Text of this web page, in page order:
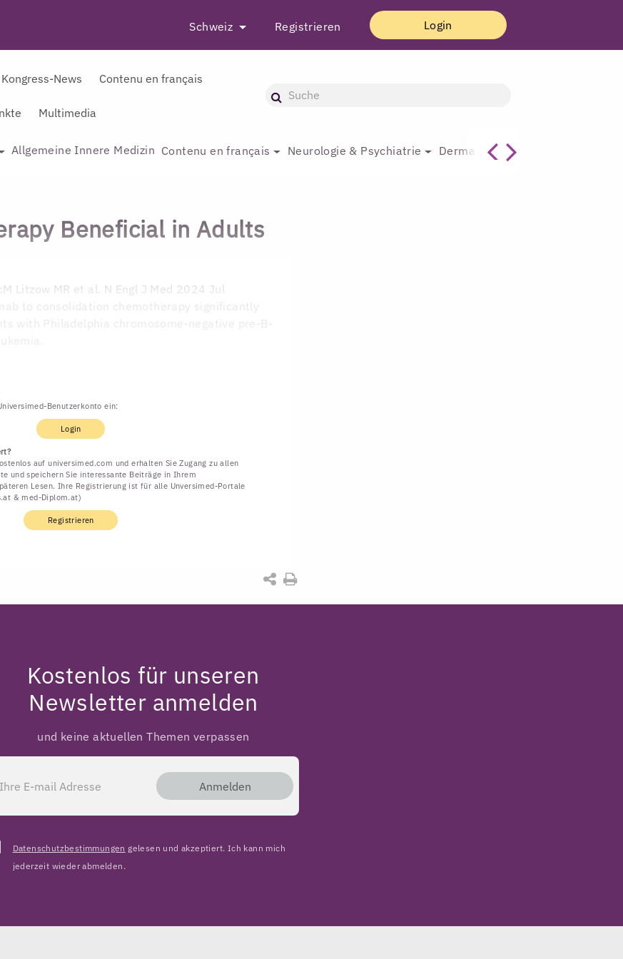
Schweiz Registrieren Login
Kongress-News Contenu en français
Multimedia
Allgemeine Innere Medizin Contenu en français Neurologie & Psychiatrie Dermatologie & Plastische
Beneficial in Adults
Litzow MR et al. N Engl J Med 2024 Jul
to consolidation chemotherapy significantly
Benutzerkonto ein:
Login
auf universimed.com und erhalten Sie Zugang zu allen
und speichern Sie interessante Beiträge in Ihrem
Lesen. Ihre Registrierung ist für alle Unversimed-Portale
& med-Diplom.at)
Registrieren
Kostenlos für unseren
Newsletter anmelden
und keine aktuellen Themen verpassen
Anmelden
Datenschutzbestimmungen gelesen und akzeptiert. Ich kann mich
jederzeit wieder abmelden.